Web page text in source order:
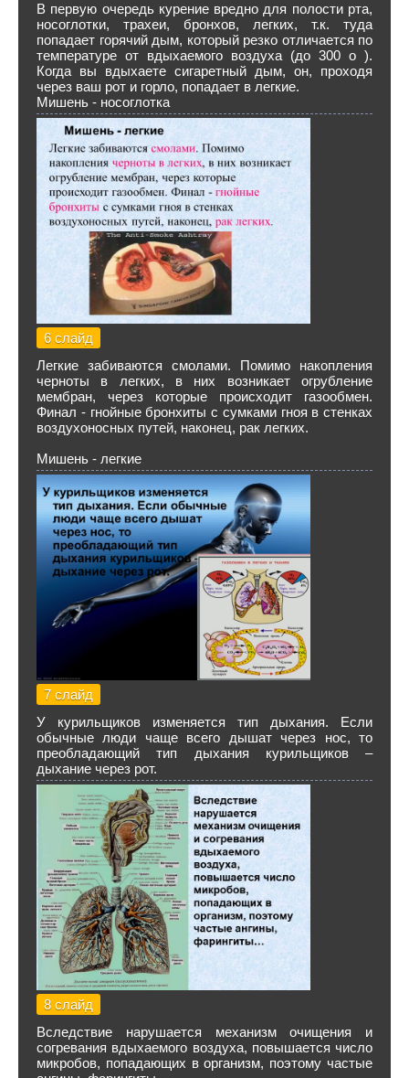
В первую очередь курение вредно для полости рта,
носоглотки, трахеи, бронхов, легких, т.к. туда
попадает горячий дым, который резко отличается по
температуре от вдыхаемого воздуха (до 300 о ).
Когда вы вдыхаете сигаретный дым, он, проходя
через ваш рот и горло, попадает в легкие.
Мишень - носоглотка
6 слайд
Легкие забиваются смолами. Помимо накопления
черноты в легких, в них возникает огрубление
мембран, через которые происходит газообмен.
Финал - гнойные бронхиты с сумками гноя в стенках
воздухоносных путей, наконец, рак легких.
Мишень - легкие
7 слайд
У курильщиков изменяется тип дыхания. Если
обычные люди чаще всего дышат через нос, то
преобладающий тип дыхания курильщиков –
дыхание через рот.
8 слайд
Вследствие нарушается механизм очищения и
согревания вдыхаемого воздуха, повышается число
микробов, попадающих в организм, поэтому частые